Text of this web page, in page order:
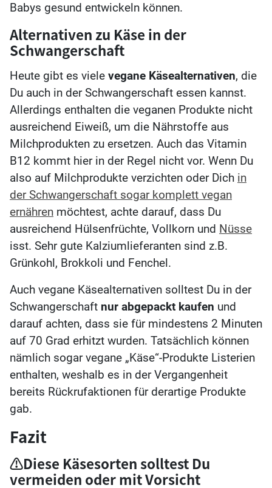
Babys gesund entwickeln können.
Alternativen zu Käse in der
Schwangerschaft
Heute gibt es viele vegane Käsealternativen, die
Du auch in der Schwangerschaft essen kannst.
Allerdings enthalten die veganen Produkte nicht
ausreichend Eiweiß, um die Nährstoffe aus
Milchprodukten zu ersetzen. Auch das Vitamin
B12 kommt hier in der Regel nicht vor. Wenn Du
also auf Milchprodukte verzichten oder Dich in
der Schwangerschaft sogar komplett vegan
ernähren möchtest, achte darauf, dass Du
ausreichend Hülsenfrüchte, Vollkorn und Nüsse
isst. Sehr gute Kalziumlieferanten sind z.B.
Grünkohl, Brokkoli und Fenchel.
Auch vegane Käsealternativen solltest Du in der
Schwangerschaft nur abgepackt kaufen und
darauf achten, dass sie für mindestens 2 Minuten
auf 70 Grad erhitzt wurden. Tatsächlich können
nämlich sogar vegane „Käse“-Produkte Listerien
enthalten, weshalb es in der Vergangenheit
bereits Rückrufaktionen für derartige Produkte
gab.
Fazit
⚠️Diese Käsesorten solltest Du
vermeiden oder mit Vorsicht